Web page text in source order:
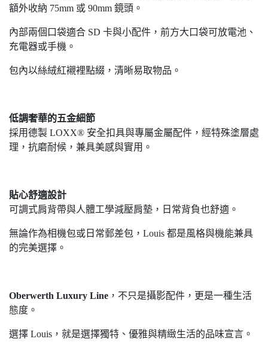
額外收納 75mm 或 90mm 鏡頭。
內部兩個口袋適合 SD 卡與小配件，前方大口袋可放電池、
充電器或手機。
包內以絲絨紅襯裡點綴，清晰易取物品。
低調奢華的五金細節
採用德製 LOXX® 安全扣具與專屬金屬配件，經特殊塗層處
理，抗磨耐候，兼具美感與實用。
貼心舒適設計
可調式肩背帶與人體工學減壓肩墊，日常背負也舒適。
無論作為相機包或日常郵差包，Louis 都是風格與機能兼具
的完美選擇。
Oberwerth Luxury Line ，不只是攝影配件，更是一種生活
態度。
選擇 Louis，就是選擇獨特、優雅與精緻生活的品味宣言。